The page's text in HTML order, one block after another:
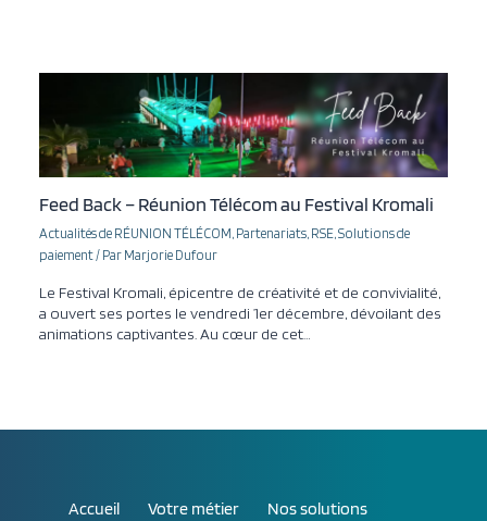
Feed Back – Réunion Télécom au Festival Kromali
Actualités de RÉUNION TÉLÉCOM, Partenariats, RSE,Solutions de
paiement/ Par Marjorie Dufour
Le Festival Kromali, épicentre de créativité et de convivialité,
a ouvert ses portes le vendredi 1er décembre, dévoilant des
animations captivantes. Au cœur de cet…
Accueil Votre métier Nos solutions